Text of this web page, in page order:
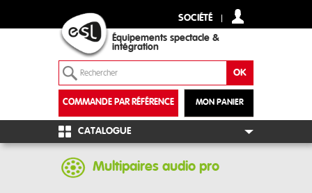
SOCIÉTÉ
Équipements spectacle &
intégration
MON PANIER
COMMANDE PAR RÉFÉRENCE
+
CATALOGUE
Multipaires audio pro